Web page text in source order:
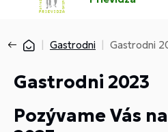
Gastrodni Gastrodni
Gastrodni 2023
Pozývame Vás